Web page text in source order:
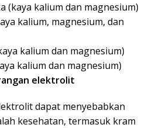
(kaya kalium dan magnesium)
kalium, magnesium, dan
kalium dan magnesium)
kalium dan magnesium)
elektrolit
dapat menyebabkan
kesehatan, termasuk kram